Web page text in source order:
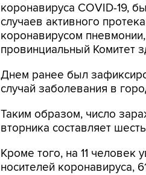
коронавируса COVID-19,
случаев активного
коронавирусом
провинциальный Комитет
Днем ранее был
случай заболевания в
Таким образом, число
вторника составляет
Кроме того, на 11 человек
носителей коронавируса,